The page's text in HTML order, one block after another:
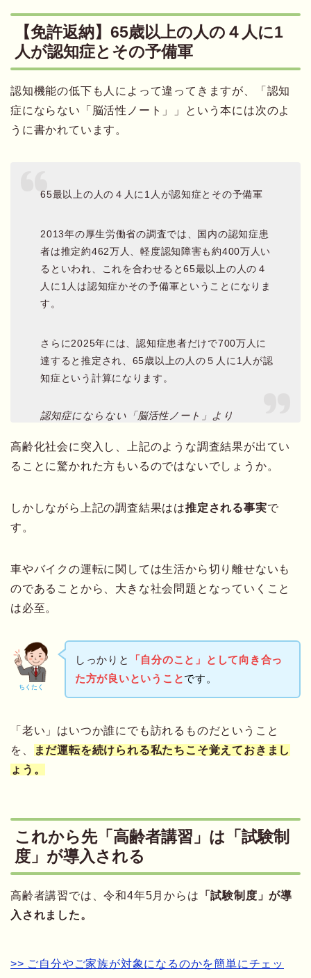
【免許返納】65歳以上の人の４人に1
人が認知症とその予備軍
認知機能の低下も人によって違ってきますが、「認知
症にならない「脳活性ノート」」という本には次のよ
うに書かれています。
65最以上の人の４人に1人が認知症とその予備軍
2013年の厚生労働省の調査では、国内の認知症患
者は推定約462万人、軽度認知障害も約400万人い
るといわれ、これを合わせると65最以上の人の４
人に1人は認知症かその予備軍ということになりま
す。
さらに2025年には、認知症患者だけで700万人に
達すると推定され、65歳以上の人の５人に1人が認
知症という計算になります。
認知症にならない「脳活性ノート」より
高齢化社会に突入し、上記のような調査結果が出てい
ることに驚かれた方もいるのではないでしょうか。
しかしながら上記の調査結果はは推定される事実で
す。
車やバイクの運転に関しては生活から切り離せないも
のであることから、大きな社会問題となっていくこと
は必至。
ちくたく
しっかりと
「自分のこと」として向き合っ
た方が良いということです。
「老い」はいつか誰にでも訪れるものだということ
を、
まだ運転を続けられる私たちこそ覚えておきまし
ょう。
これから先「高齢者講習」は「試験制
度」が導入される
高齢者講習では、令和4年5月からは 「試験制度」が導
入されました。
>> ご自分やご家族が対象になるのかを簡単にチェッ